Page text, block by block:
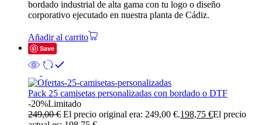
bordado industrial de alta gama con tu logo o diseño
corporativo ejecutado en nuestra planta de Cádiz.
Añadir al carrito
Save
Pack 25 camisetas personalizadas con bordado o DTF
-20%Limitado
249,00€ El precio original era: 249,00 €.198,75 €El precio